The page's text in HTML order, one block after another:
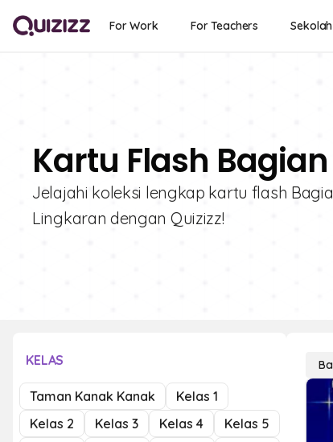
For Work For Teachers
Kartu Flash
Jelajahi koleksi lengkap kartu flash
Lingkaran dengan Quizizz!
KELAS
Taman Kanak Kanak
Kelas 1
Kelas 2
Kelas 3 Kelas 4
Kelas 5